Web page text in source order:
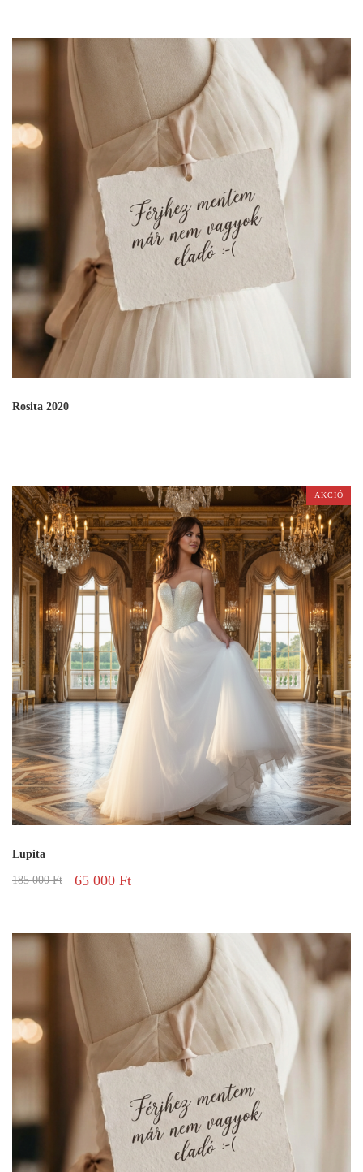
Rosita 2020
AKCIÓ
Lupita
185 000Ft 65 000 Ft